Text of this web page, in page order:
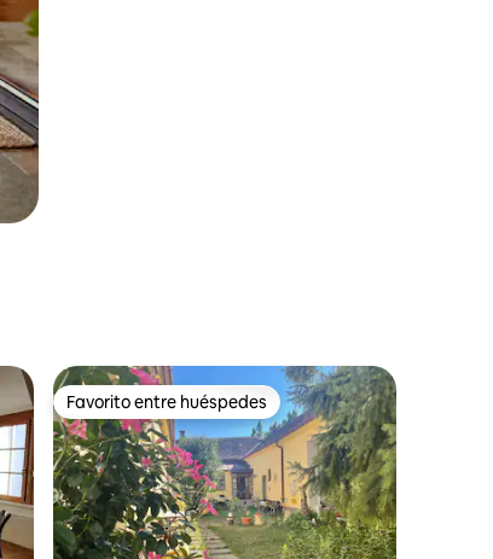
Favorito entre huéspedes
Favorito entre huéspedes